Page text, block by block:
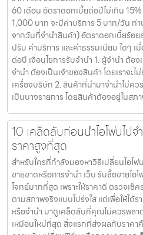
60 เดือน อัตราดอกเบี้ยต่อปีไม่เกิน
1,000 บาท จะมีค่าบริการ 5 บาท/วัน ท่
จากวันที่จำนำสินค้า) อัตราดอกเบี้ยร้อย
ปรับ ค่าบริการ และค่าธรรมเนียม ใดๆ
ต่อปี เงื่อนไขการรับจำนำ 1. ผู้จำนำ ต้อ
จำนำ ต้องเป็นเจ้าของสินค้า โดยเราจะไ
เครื่องบริษัท 2. สินค้าที่นำมาจำนำไม่คว
เป็นบางรายการ โดยสินค้าต้องอยู่ในสภ
10 เคล็ดลับก่อนนำไอโฟนไปจ
ราคาสูงที่สุด
สำหรับใครที่กำลังมองหาวิธีเปลี่ยนไอโฟ
ขายขาดหรือการจำนำ เว็บ รับซื้อขายไ
โจทย์มากที่สุด เพราะให้ราคาดี ตรวจเช็
ตามสภาพจริงแบบโปร่งใส แต่เพื่อให้ได้
หรือจำนำ มาดูเคล็ดลับที่คุณไม่ควรพลา
เหมือนใหม่ที่สุด สิ่งแรกที่ส่งผลกับราคา